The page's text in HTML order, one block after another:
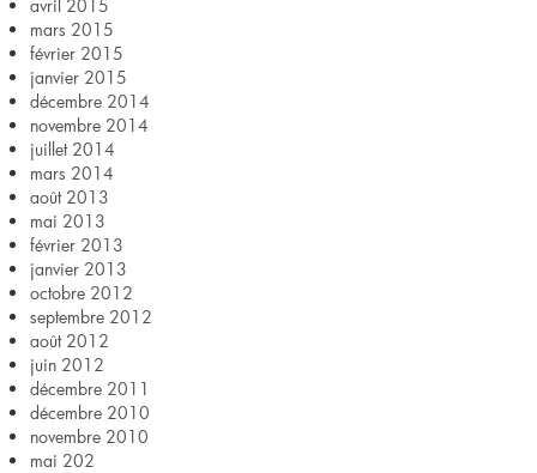
avril 2015
mars 2015
février 2015
janvier 2015
décembre 2014
novembre 2014
juillet 2014
mars 2014
août 2013
mai 2013
février 2013
janvier 2013
octobre 2012
septembre 2012
août 2012
juin 2012
décembre 2011
décembre 2010
novembre 2010
mai 202